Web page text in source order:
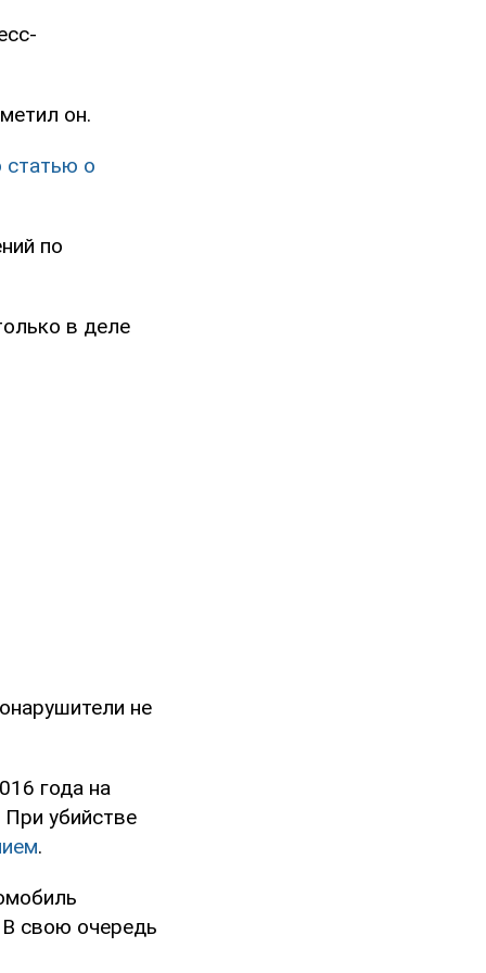
он.
статью о
по
в деле
не
года на
убийстве
.
В свою очередь